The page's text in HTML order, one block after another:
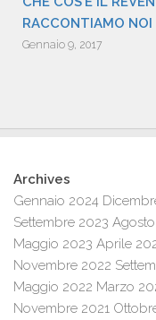
RACCONTIAMO NOI
Gennaio 9, 2017
Archives
Gennaio 2024
Settembre 2023
Maggio 2023 Aprile
Novembre 2022
Maggio 2022 Marzo
Novembre 2021